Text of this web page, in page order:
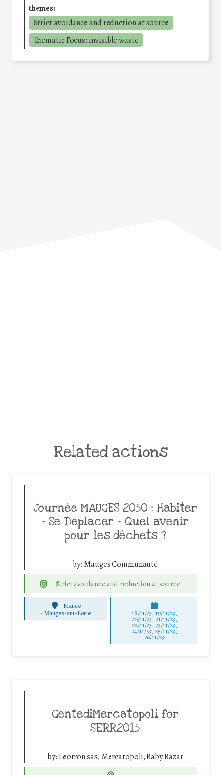
themes:
Strict avoidance and reduction at source
Thematic Focus: invisible waste
Related actions
Journée MAUGES 2050 : Habiter
– Se Déplacer – Quel avenir
pour les déchets ?
by: Mauges Communauté
Strict avoidance and reduction at source
France
- Mauges-sur-Loire 18/11/23, 19/11/23,
20/11/23, 21/11/23,
22/11/23, 23/11/23,
24/11/23, 25/11/23,
26/11/23
GentediMercatopoli for
SERR2015
by:Leotron sas, Mercatopoli, Baby Bazar